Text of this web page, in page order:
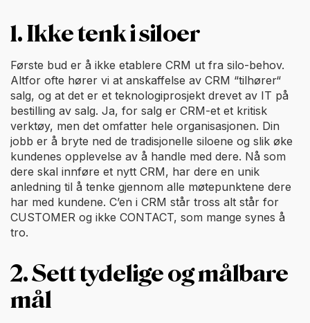
1. Ikke tenk i siloer
Første bud er å ikke etablere CRM ut fra silo-behov.
Altfor ofte hører vi at anskaffelse av CRM “tilhører“
salg, og at det er et teknologiprosjekt drevet av IT på
bestilling av salg. Ja, for salg er CRM-et et kritisk
verktøy, men det omfatter hele organisasjonen. Din
jobb er å bryte ned de tradisjonelle siloene og slik øke
kundenes opplevelse av å handle med dere. Nå som
dere skal innføre et nytt CRM, har dere en unik
anledning til å tenke gjennom alle møtepunktene dere
har med kundene. C’en i CRM står tross alt står for
CUSTOMER og ikke CONTACT, som mange synes å
tro.
2. Sett tydelige og målbare
mål